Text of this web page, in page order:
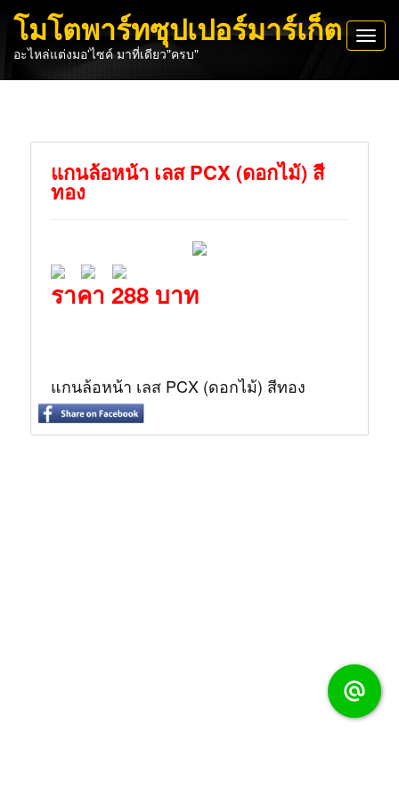
โมโตพาร์ทซุปเปอร์มาร์เก็ต
อะไหล่แต่งมอ'ไซค์ มาที่เดียว"ครบ"
แกนล้อหน้า เลส PCX (ดอกไม้) สี
ทอง
ราคา 288 บาท
แกนล้อหน้า เลส PCX (ดอกไม้) สีทอง